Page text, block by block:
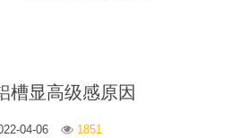
槽显高级感原因
04-06 1851